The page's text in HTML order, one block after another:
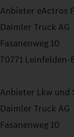
Anbieter eActros
Daimler Truck AG
Fasanenweg 10
70771
Anbieter Lkw und
Daimler Truck AG
Fasanenweg 10